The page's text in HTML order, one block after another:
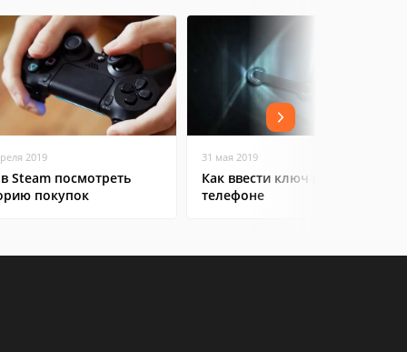
2019
Steam посмотреть
покупок
31 мая 2019
Как ввести ключ в Steam на
телефоне